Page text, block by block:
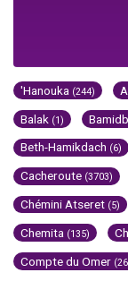
'Hanouka (244)
Balak (1)
Beth-Hamikdach (6)
Cacheroute (3703)
Chémini Atseret (5)
Chemita (135)
Compte du Omer